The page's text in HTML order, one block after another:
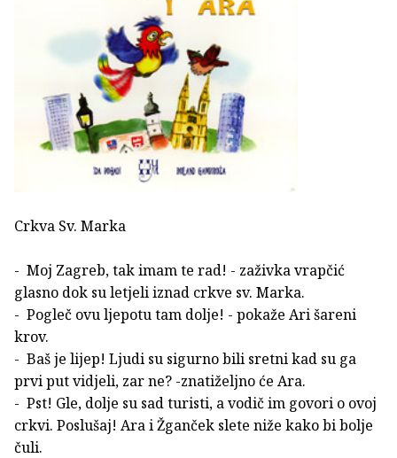
Crkva Sv. Marka
- Moj Zagreb, tak imam te rad! - zaživka vrapčić
glasno dok su letjeli iznad crkve sv. Marka.
- Pogleč ovu ljepotu tam dolje! - pokaže Ari šareni
krov.
- Baš je lijep! Ljudi su sigurno bili sretni kad su ga
prvi put vidjeli, zar ne? -znatiželjno će Ara.
- Pst! Gle, dolje su sad turisti, a vodič im govori o ovoj
crkvi. Poslušaj! Ara i Žganček slete niže kako bi bolje
čuli.